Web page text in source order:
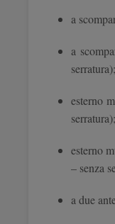
a
a
serratura);
esterno
serratura);
esterno
– senza
a due